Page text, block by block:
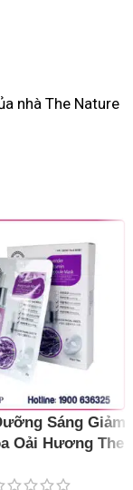
nhà The Nature
Sáng Giảm
Oải Hương The